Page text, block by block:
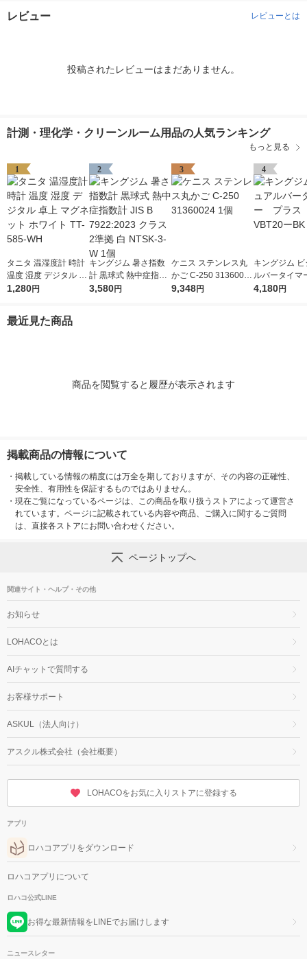
レビュー レビューとは
投稿されたレビューはまだありません。
計測・理化学・クリーンルーム用品の人気ランキング
もっと見る
1
タニタ 温湿度計 時計
温度 湿度 デジタル 卓
上 マグネット ホワイ
1,280円
2
キングジム 暑さ指数
計 黒球式 熱中症指数
計 JIS B 7922:2023 ク
3,580円
3
ケニス ステンレス丸
かご C-250 31360024
1個
9,348円
4
キングジム
ルバータイ
ス クロ
4,180円
最近見た商品
商品を閲覧すると履歴が表示されます
掲載商品の情報について
・ 掲載している情報の精度には万全を期しておりますが、その内容の正確性、
安全性、有用性を保証するものではありません。
・ 現在ご覧になっているページは、この商品を取り扱うストアによって運営さ
れています。ページに記載されている内容や商品、ご購入に関するご質問
は、直接各ストアにお問い合わせください。
ページトップへ
関連サイト・ヘルプ・その他
お知らせ
LOHACOとは
AIチャットで質問する
お客様サポート
ASKUL（法人向け）
アスクル株式会社（会社概要）
LOHACOをお気に入りストアに登録する
アプリ
ロハコアプリをダウンロード
ロハコアプリについて
ロハコ公式LINE
お得な最新情報をLINEでお届けします
ニュースレター